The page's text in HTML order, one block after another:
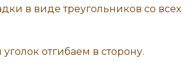
отгибаем в сторону.